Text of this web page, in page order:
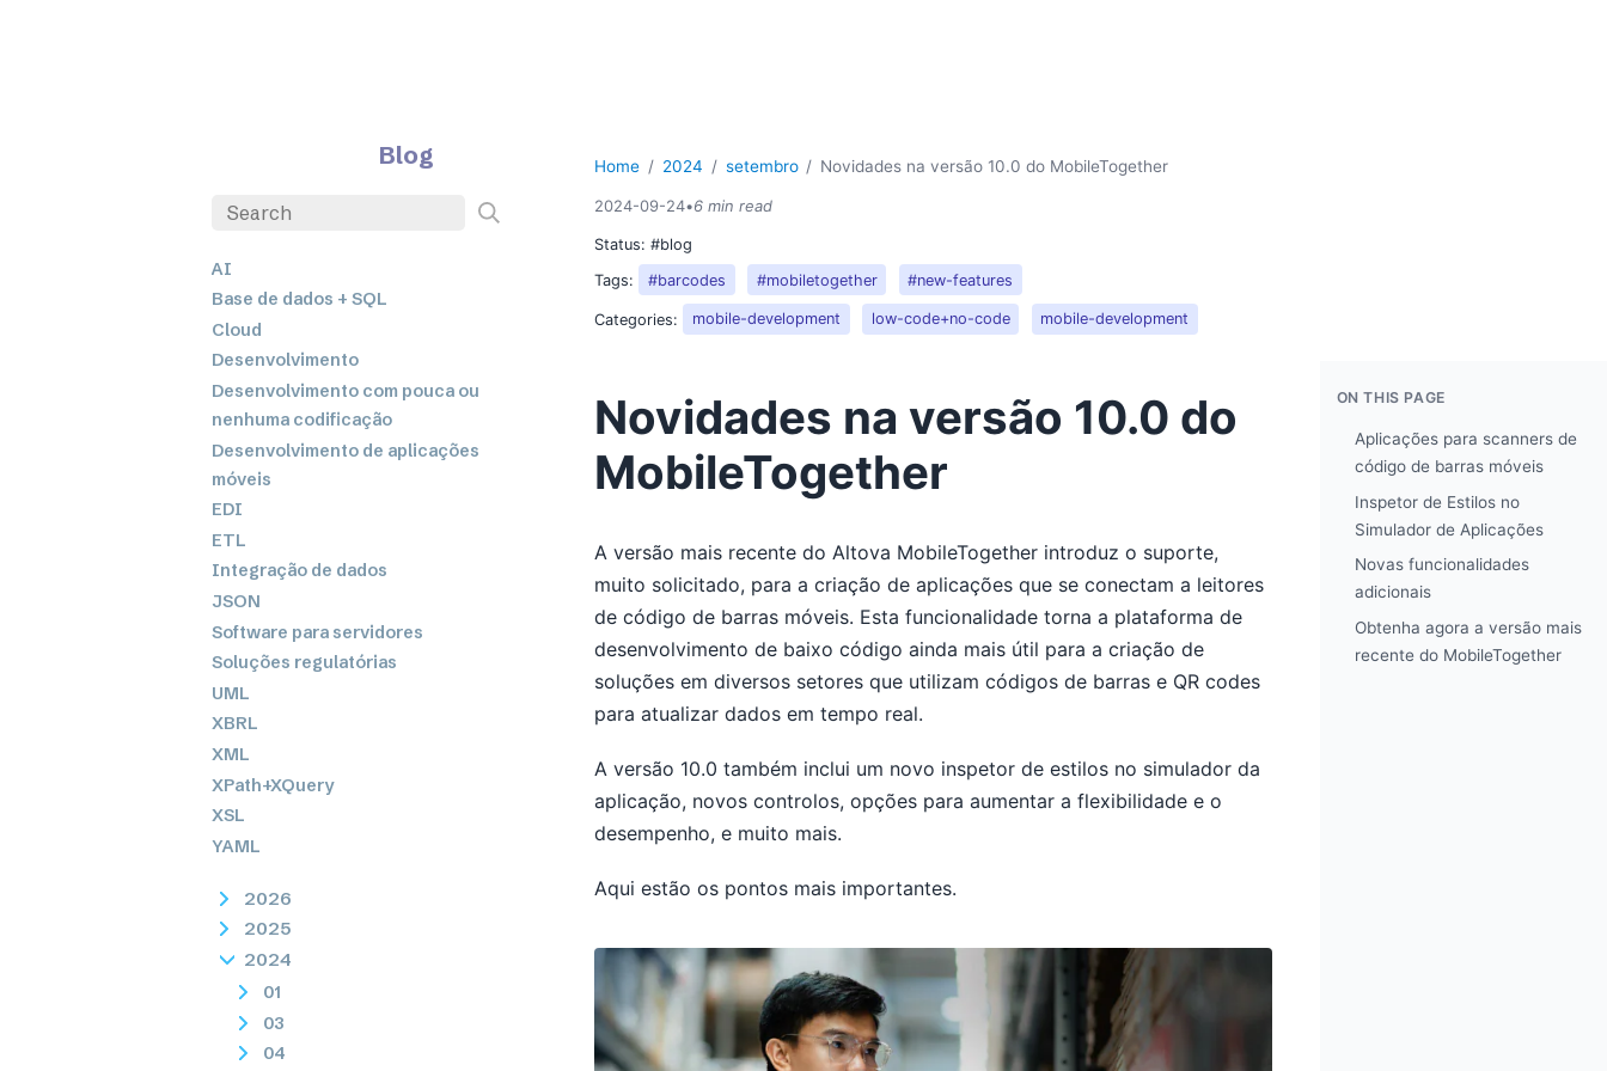
Blog
AI
Base de dados + SQL
Cloud
Desenvolvimento
Desenvolvimento com pouca ou
nenhuma codificação
Desenvolvimento de aplicações
móveis
EDI
ETL
Integração de dados
JSON
Software para servidores
Soluções regulatórias
UML
XBRL
XML
XPath+XQuery
XSL
YAML
2026
2025
2024
01
03
04
Home 2024 setembro Novidades na versão 10.0 do MobileTogether
2024-09-24•6 min read
Status:#blog
Tags:
#barcodes #mobiletogether #new-features
Categories: mobile-development low-code+no-code mobile-development
Novidades na versão 10.0 do
MobileTogether
A versão mais recente do Altova MobileTogether introduz o suporte,
muito solicitado, para a criação de aplicações que se conectam a leitores
de código de barras móveis. Esta funcionalidade torna a plataforma de
desenvolvimento de baixo código ainda mais útil para a criação de
soluções em diversos setores que utilizam códigos de barras e QR codes
para atualizar dados em tempo real.
A versão 10.0 também inclui um novo inspetor de estilos no simulador da
aplicação, novos controlos, opções para aumentar a flexibilidade e o
desempenho, e muito mais.
Aqui estão os pontos mais importantes.
ON THIS PAGE
Aplicações para scanners de
código de barras móveis
Inspetor de Estilos no
Simulador de Aplicações
Novas funcionalidades
adicionais
Obtenha agora a versão mais
recente do MobileTogether